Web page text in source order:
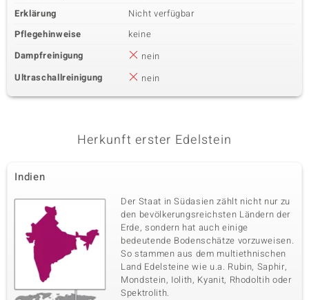
Erklärung
Nicht verfügbar
Pflegehinweise
keine
Dampfreinigung
nein
Ultraschallreinigung
nein
Herkunft erster Edelstein
Indien
Der Staat in Südasien zählt nicht nur zu
den bevölkerungsreichsten Ländern der
Erde, sondern hat auch einige
bedeutende Bodenschätze vorzuweisen.
So stammen aus dem multiethnischen
Land Edelsteine wie u.a. Rubin, Saphir,
Mondstein, Iolith, Kyanit, Rhodoltih oder
Spektrolith.